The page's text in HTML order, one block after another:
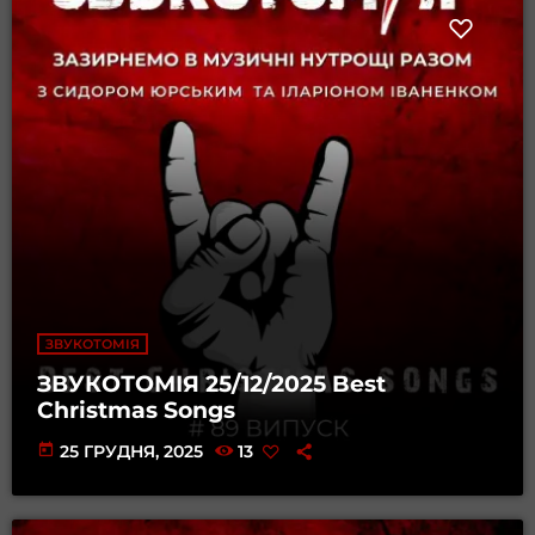
ЗВУКОТОМІЯ
ЗВУКОТОМІЯ 25/12/2025 Best
Christmas Songs
today 25 ГРУДНЯ, 2025 13